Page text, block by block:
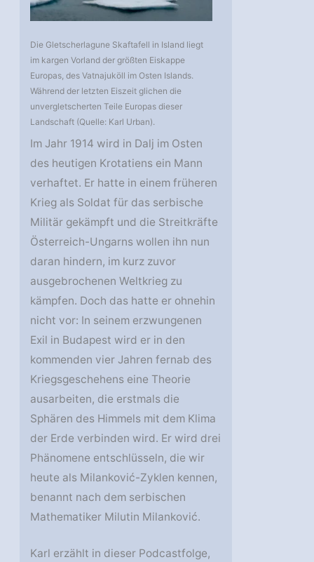
Die Gletscherlagune Skaftafell in Island liegt
im kargen Vorland der größten Eiskappe
Europas, des Vatnajuköll im Osten Islands.
Während der letzten Eiszeit glichen die
unvergletscherten Teile Europas dieser
Landschaft (Quelle: Karl Urban).
Im Jahr 1914 wird in Dalj im Osten
des heutigen Krotatiens ein Mann
verhaftet. Er hatte in einem früheren
Krieg als Soldat für das serbische
Militär gekämpft und die Streitkräfte
Österreich-Ungarns wollen ihn nun
daran hindern, im kurz zuvor
ausgebrochenen Weltkrieg zu
kämpfen. Doch das hatte er ohnehin
nicht vor: In seinem erzwungenen
Exil in Budapest wird er in den
kommenden vier Jahren fernab des
Kriegsgeschehens eine Theorie
ausarbeiten, die erstmals die
Sphären des Himmels mit dem Klima
der Erde verbinden wird. Er wird drei
Phänomene entschlüsseln, die wir
heute als Milanković-Zyklen kennen,
benannt nach dem serbischen
Mathematiker Milutin Milanković.
Karl erzählt in dieser Podcastfolge,